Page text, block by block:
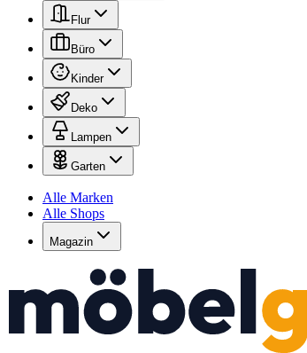
Flur
Büro
Kinder
Deko
Lampen
Garten
Alle Marken
Alle Shops
Magazin